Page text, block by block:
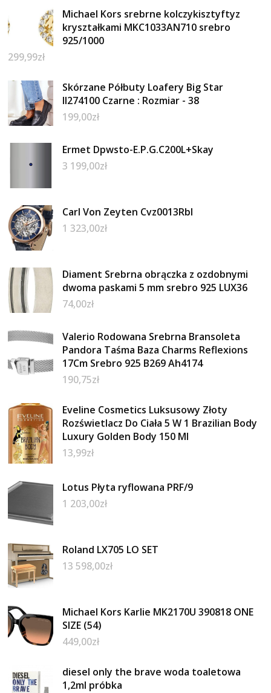
Michael Kors srebrne kolczykisztyftyz
kryształkami MKC1033AN710 srebro
925/1000
299,99zł
Skórzane Półbuty Loafery Big Star
II274100 Czarne : Rozmiar - 38
199,00zł
Ermet Dpwsto-E.P.G.C200L+Skay
3 199,00zł
Carl Von Zeyten Cvz0013Rbl
1 323,00zł
Diament Srebrna obrączka z ozdobnymi
dwoma paskami 5 mm srebro 925 LUX36
74,00zł
Valerio Rodowana Srebrna Bransoleta
Pandora Taśma Baza Charms Reflexions
17Cm Srebro 925 B269 Ah4174
190,75zł
Eveline Cosmetics Luksusowy Złoty
Rozświetlacz Do Ciała 5 W 1 Brazilian Body
Luxury Golden Body 150 Ml
13,99zł
Lotus Płyta ryflowana PRF/9
1 203,00zł
Roland LX705 LO SET
13 598,00zł
Michael Kors Karlie MK2170U 390818 ONE
SIZE (54)
449,00zł
diesel only the brave woda toaletowa
1,2ml próbka